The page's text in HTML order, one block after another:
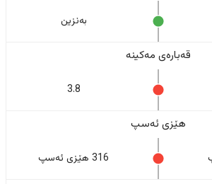
بەنزین
قەبارەی مەکینە
3.8
هێزی ئەسپ
316 هێزی ئەسپ